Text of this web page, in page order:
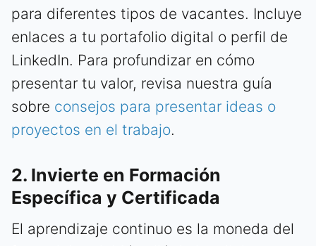
para diferentes tipos de vacantes. Incluye
enlaces a tu portafolio digital o perfil de
LinkedIn. Para profundizar en cómo
presentar tu valor, revisa nuestra guía
sobre consejos para presentar ideas o
proyectos en el trabajo.
2. Invierte en Formación
Específica y Certificada
El aprendizaje continuo es la moneda del